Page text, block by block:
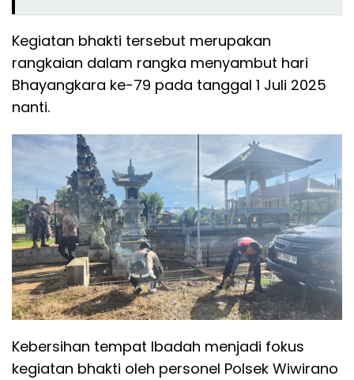
Kegiatan bhakti tersebut merupakan
rangkaian dalam rangka menyambut hari
Bhayangkara ke-79 pada tanggal 1 Juli 2025
nanti.
Kebersihan tempat Ibadah menjadi fokus
kegiatan bhakti oleh personel Polsek Wiwirano